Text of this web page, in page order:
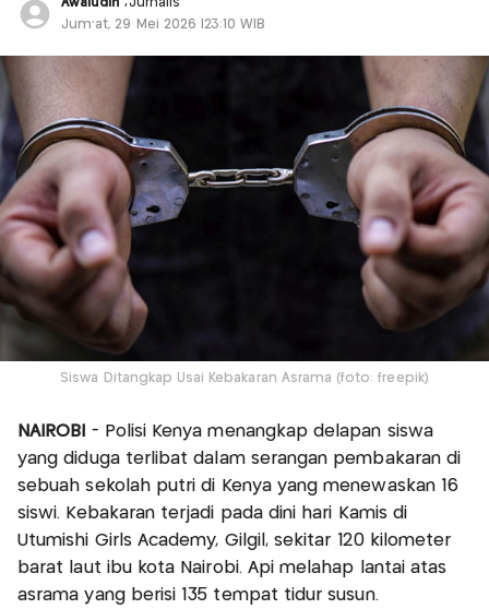
Awaludin,Jurnalis
Jum'at, 29 Mei 2026 |23:10 WIB
Siswa Ditangkap Usai Kebakaran Asrama (foto: freepik)
NAIROBI - Polisi Kenya menangkap delapan siswa
yang diduga terlibat dalam serangan pembakaran di
sebuah sekolah putri di Kenya yang menewaskan 16
siswi. Kebakaran terjadi pada dini hari Kamis di
Utumishi Girls Academy, Gilgil, sekitar 120 kilometer
barat laut ibu kota Nairobi. Api melahap lantai atas
asrama yang berisi 135 tempat tidur susun.